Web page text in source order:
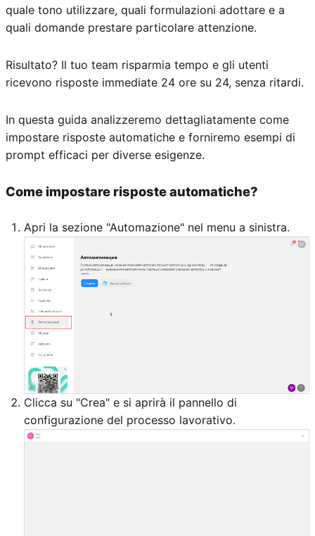
quale tono utilizzare, quali formulazioni adottare e a
quali domande prestare particolare attenzione.
Risultato? Il tuo team risparmia tempo e gli utenti
ricevono risposte immediate 24 ore su 24, senza ritardi.
In questa guida analizzeremo dettagliatamente come
impostare risposte automatiche e forniremo esempi di
prompt efficaci per diverse esigenze.
Come impostare risposte automatiche?
Apri la sezione "Automazione" nel menu a sinistra.
Clicca su "Crea" e si aprirà il pannello di
configurazione del processo lavorativo.